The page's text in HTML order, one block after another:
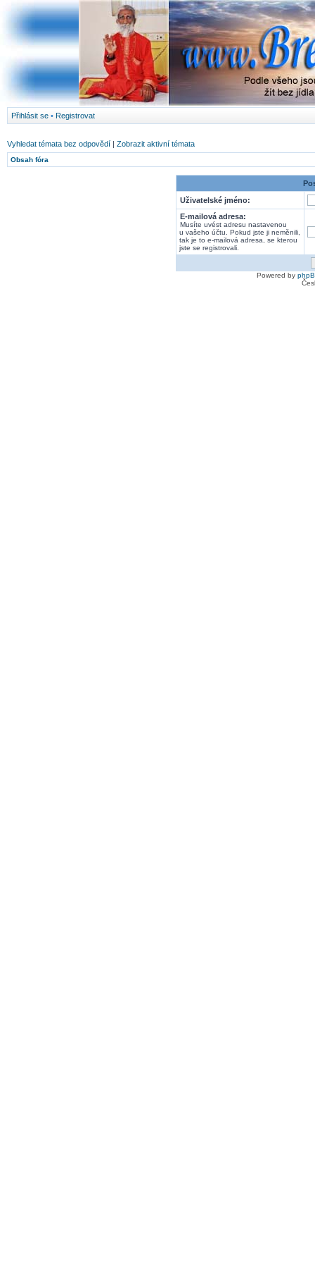
Přihlásit se • Registrovat
Vyhledat témata bez odpovědí | Zobrazit aktivní témata
Obsah fóra
Uživatelské jméno:
E-mailová adresa:
Musíte uvést adresu nastavenou
u vašeho účtu. Pokud jste ji neměnili,
tak je to e-mailová adresa, se kterou
jste se registrovali.
Powered by